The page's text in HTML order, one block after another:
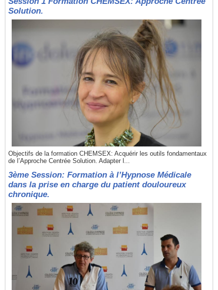
Solution.
Objectifs de la formation CHEMSEX: Acquérir les outils fondamentaux
de l’Approche Centrée Solution. Adapter l...
3ème Session: Formation à l’Hypnose Médicale
dans la prise en charge du patient douloureux
chronique.